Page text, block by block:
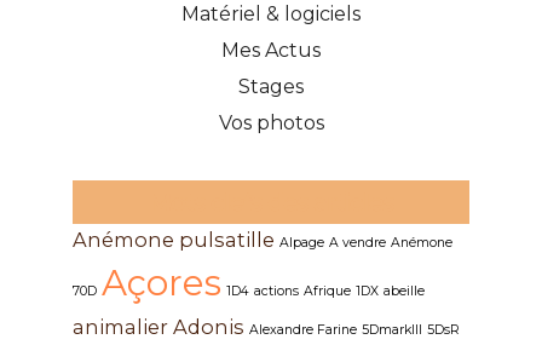
Matériel & logiciels
Mes Actus
Stages
Vos photos
Anémone pulsatille Alpage A vendre Anémone
70D Açores 1D4 actions Afrique 1DX abeille
animalier Adonis Alexandre Farine 5DmarkIII 5DsR